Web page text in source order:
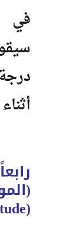
في
(Attitude)